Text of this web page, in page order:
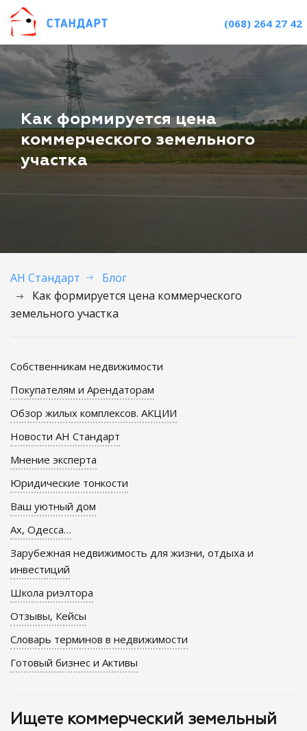
(068) 264 27 42
Как формируется цена
коммерческого земельного
участка
АН Стандарт
Блог
Как формируется цена коммерческого
земельного участка
Собственникам недвижимости
Покупателям и Арендаторам
Обзор жилых комплексов. АКЦИИ
Новости АН Стандарт
Мнение эксперта
Юридические тонкости
Ваш уютный дом
Ах, Одесса…
Зарубежная недвижимость для жизни, отдыха и
инвестиций
Школа риэлтора
Отзывы, Кейсы
Словарь терминов в недвижимости
Готовый бизнес и Активы
Ищете коммерческий земельный